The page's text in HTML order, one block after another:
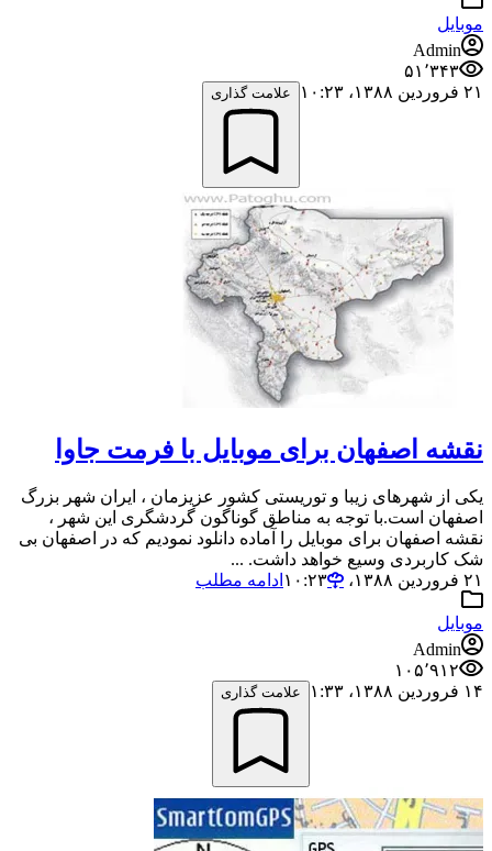
موبایل
Admin
۵۱٬۳۴۳
۲۱ فروردین ۱۳۸۸،‏ ۱۰:۲۳
علامت گذاری
نقشه اصفهان برای موبایل با فرمت جاوا
یکی از شهرهای زیبا و توریستی کشور عزیزمان ، ایران شهر بزرگ
اصفهان است.با توجه به مناطق گوناگون گردشگری این شهر ،
نقشه اصفهان برای موبایل را آماده دانلود نمودیم که در اصفهان بی
شک کاربردی وسیع خواهد داشت. ...
۲۱ فروردین ۱۳۸۸،‏ ۱۰:۲۳
ادامه مطلب
موبایل
Admin
۱۰۵٬۹۱۲
۱۴ فروردین ۱۳۸۸،‏ ۱:۳۳
علامت گذاری